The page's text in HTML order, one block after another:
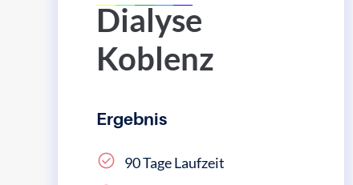
Dialyse
Koblenz
Ergebnis
90 Tage Laufzeit